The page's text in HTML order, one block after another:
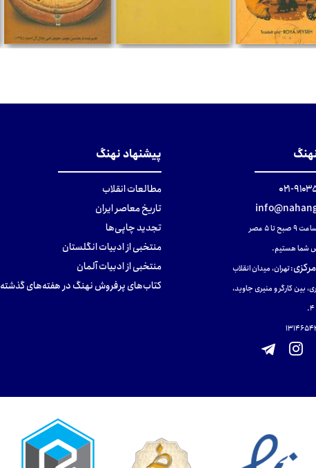
۰۲۱
تا ۵ عصر
شما هستیم.
:تهران، میدان انقلاب
بین کارگر و منیری جاوید،
پیشنهاد نهنگ
مطالعات انقلاب
تاریخ معاصر ایران
تجدید چاپی‌ها
منتخبی از ادبیات انگلستان
منتخبی از ادبیات آلمان
کتاب‌های پرفروش نهنگ در هفته‌های گذشته